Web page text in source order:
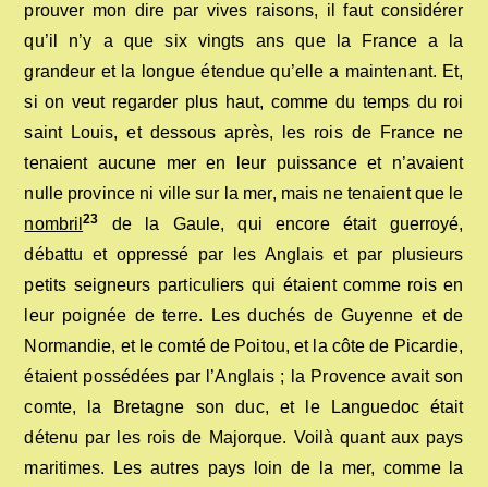
prouver mon dire par vives raisons, il faut considérer
qu’il n’y a que six vingts ans que la France a la
grandeur et la longue étendue qu’elle a maintenant. Et,
si on veut regarder plus haut, comme du temps du roi
saint Louis, et dessous après, les rois de France ne
tenaient aucune mer en leur puissance et n’avaient
nulle province ni ville sur la mer, mais ne tenaient que le
nombril23
de la Gaule, qui encore était guerroyé,
débattu et oppressé par les Anglais et par plusieurs
petits seigneurs particuliers qui étaient comme rois en
leur poignée de terre. Les duchés de Guyenne et de
Normandie, et le comté de Poitou, et la côte de Picardie,
étaient possédées par l’Anglais ; la Provence avait son
comte, la Bretagne son duc, et le Languedoc était
détenu par les rois de Majorque. Voilà quant aux pays
maritimes. Les autres pays loin de la mer, comme la